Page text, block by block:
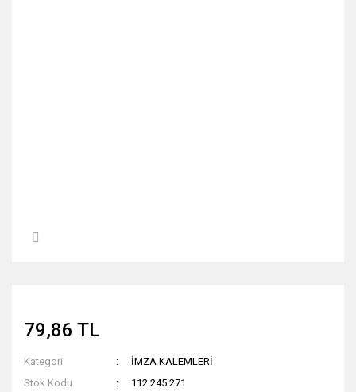
79,86 TL
Kategori
İMZA KALEMLERİ
Stok Kodu
112.245.271